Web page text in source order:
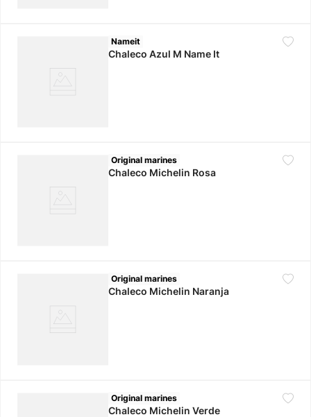
Nameit
Chaleco Azul M Name It
Original marines
Chaleco Michelin Rosa
Original marines
Chaleco Michelin Naranja
Original marines
Chaleco Michelin Verde